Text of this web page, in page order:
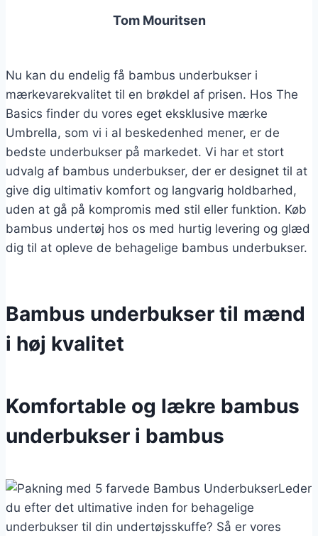
Tom Mouritsen
Nu kan du endelig få bambus underbukser i
mærkevarekvalitet til en brøkdel af prisen. Hos The
Basics finder du vores eget eksklusive mærke
Umbrella, som vi i al beskedenhed mener, er de
bedste underbukser på markedet. Vi har et stort
udvalg af bambus underbukser, der er designet til at
give dig ultimativ komfort og langvarig holdbarhed,
uden at gå på kompromis med stil eller funktion. Køb
bambus undertøj hos os med hurtig levering og glæd
dig til at opleve de behagelige bambus underbukser.
Bambus underbukser til mænd
i høj kvalitet
Komfortable og lækre bambus
underbukser i bambus
Leder
du efter det ultimative inden for behagelige
underbukser til din undertøjsskuffe? Så er vores